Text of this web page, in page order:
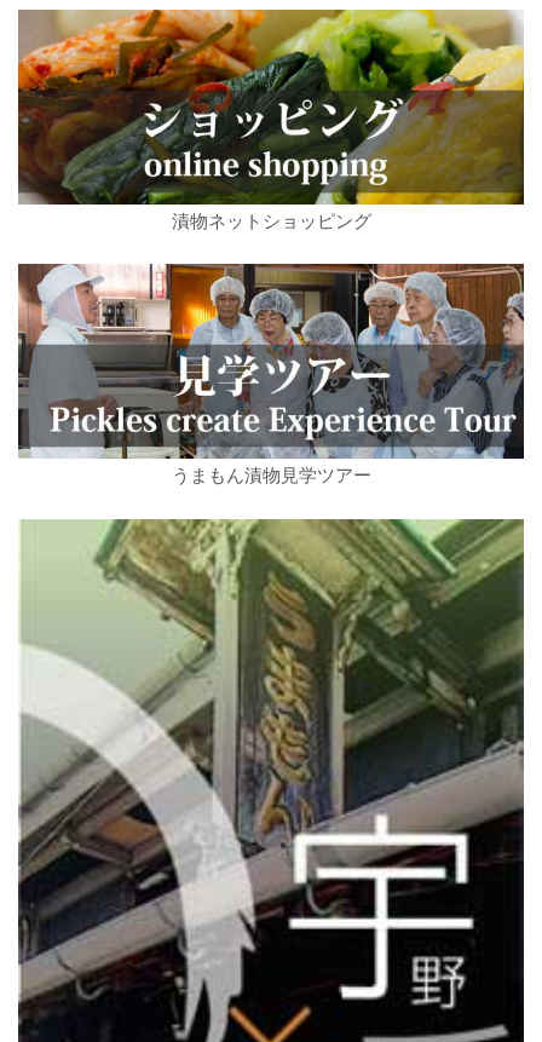
漬物ネットショッピング
うまもん漬物見学ツアー